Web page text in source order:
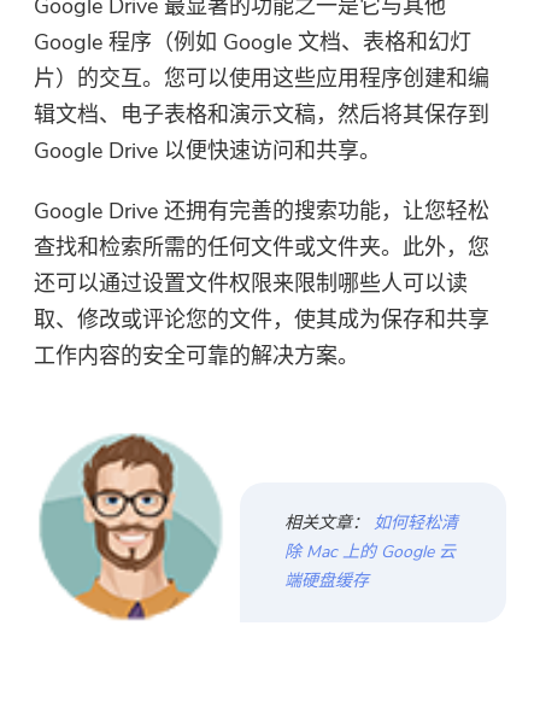
Google Drive 最显著的功能之一是它与其他
Google 程序（例如 Google 文档、表格和幻灯
片）的交互。您可以使用这些应用程序创建和编
辑文档、电子表格和演示文稿，然后将其保存到
Google Drive 以便快速访问和共享。
Google Drive 还拥有完善的搜索功能，让您轻松
查找和检索所需的任何文件或文件夹。此外，您
还可以通过设置文件权限来限制哪些人可以读
取、修改或评论您的文件，使其成为保存和共享
工作内容的安全可靠的解决方案。
相关文章： 如何轻松清
除 Mac 上的 Google 云
端硬盘缓存
你几乎完成。
温馨提示
Mac上下载和使用。 您可以输入
您的电子邮件地址以获取下载链
接和优惠券代码。 如需购买软
件，请点击商店 .
请输入一个有效的电子邮件地址。